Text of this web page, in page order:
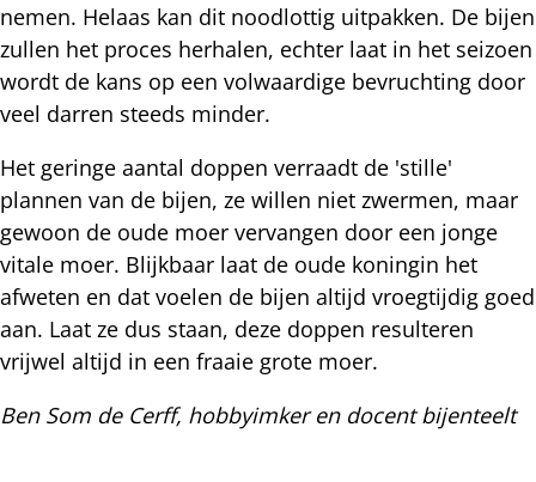
nemen. Helaas kan dit noodlottig uitpakken. De bijen
zullen het proces herhalen, echter laat in het seizoen
wordt de kans op een volwaardige bevruchting door
veel darren steeds minder.
Het geringe aantal doppen verraadt de 'stille'
plannen van de bijen, ze willen niet zwermen, maar
gewoon de oude moer vervangen door een jonge
vitale moer. Blijkbaar laat de oude koningin het
afweten en dat voelen de bijen altijd vroegtijdig goed
aan. Laat ze dus staan, deze doppen resulteren
vrijwel altijd in een fraaie grote moer.
Ben Som de Cerff, hobbyimker en docent bijenteelt